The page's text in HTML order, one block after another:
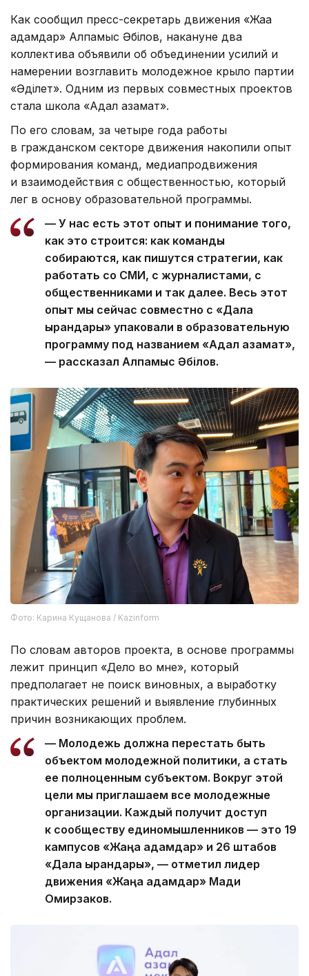
Как сообщил пресс-секретарь движения «Жаңа
адамдар» Алпамыс Әбілов, накануне два
коллектива объявили об объединении усилий и
намерении возглавить молодежное крыло партии
«Әділет». Одним из первых совместных проектов
стала школа «Адал азамат».
По его словам, за четыре года работы
в гражданском секторе движения накопили опыт
формирования команд, медиапродвижения
и взаимодействия с общественностью, который
лег в основу образовательной программы.
— У нас есть этот опыт и понимание того,
как это строится: как команды
собираются, как пишутся стратегии, как
работать со СМИ, с журналистами, с
общественниками и так далее. Весь этот
опыт мы сейчас совместно с «Дала
қырандары» упаковали в образовательную
программу под названием «Адал азамат»,
— рассказал Алпамыс Әбілов.
Фото: Карина Кущанова / Kazinform
По словам авторов проекта, в основе программы
лежит принцип «Дело во мне», который
предполагает не поиск виновных, а выработку
практических решений и выявление глубинных
причин возникающих проблем.
— Молодежь должна перестать быть
объектом молодежной политики, а стать
ее полноценным субъектом. Вокруг этой
цели мы приглашаем все молодежные
организации. Каждый получит доступ
к сообществу единомышленников — это 19
кампусов «Жаңа адамдар» и 26 штабов
«Дала қырандары», — отметил лидер
движения «Жаңа адамдар» Мади
Омирзаков.